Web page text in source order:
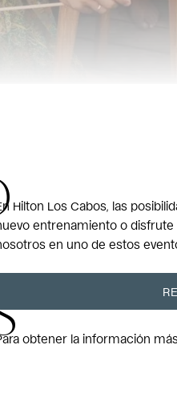
Hilton Los Cabos, las
entrenamiento o disfrute
en uno de estos
obtener la información